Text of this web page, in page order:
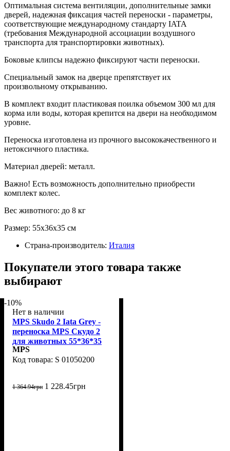
Оптимальная система вентиляции, дополнительные замки
дверей, надежная фиксация частей переноски - параметры,
соответствующие международному стандарту IATA
(требования Международной ассоциации воздушного
транспорта для транспортировки животных).
Боковые клипсы надежно фиксируют части переноски.
Специальный замок на дверце препятствует их
произвольному открыванию.
В комплект входит пластиковая поилка объемом 300 мл для
корма или воды, которая крепится на двери на необходимом
уровне.
Переноска изготовлена из прочного высококачественного и
нетоксичного пластика.
Материал дверей: металл.
Важно! Есть возможность дополнительно приобрести
комплект колес.
Вес животного: до 8 кг
Размер: 55x36x35 см
Страна-производитель: Италия
Покупатели этого товара также
выбирают
-10%
Нет в наличии
MPS Skudo 2 Iata Grey -
переноска MPS Скудо 2
для животных 55*36*35
см до 18 кг серая
MPS
S 01050200
1 364.94грн 1 228.45грн